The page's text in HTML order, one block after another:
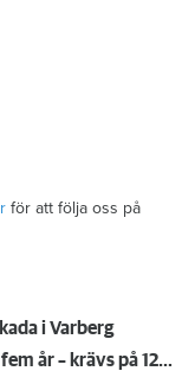
för att följa oss på
i Varberg
Anmälde inte vattenskadat badrum på fem år – krävs på 125 000 kronor